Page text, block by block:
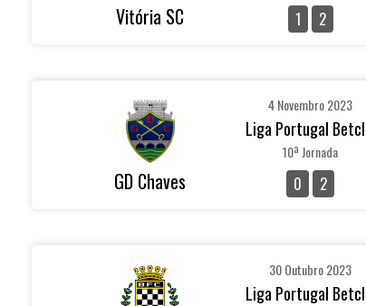
Vitória SC 1 2
GD Chaves
4 Novembro 2023
Liga Portugal
10ª Jornada
0 2
30 Outubro 2023
Liga Portugal